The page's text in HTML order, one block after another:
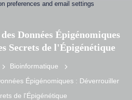
Données Épigénomiques
Secrets de l'Épigénétique
Bioinformatique
Épigénomiques : Déverrouiller
de l'Épigénétique